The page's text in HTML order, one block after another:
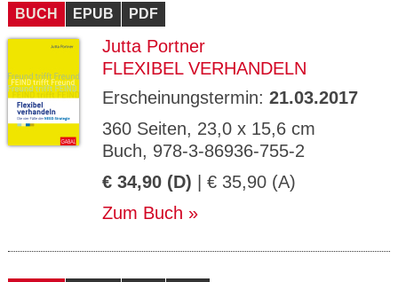
BUCH EPUB PDF
Jutta Portner
FLEXIBEL VERHANDELN
Erscheinungstermin: 21.03.2017
360 Seiten, 23,0 x 15,6 cm
Buch, 978-3-86936-755-2
€ 34,90 (D) | € 35,90 (A)
Zum Buch